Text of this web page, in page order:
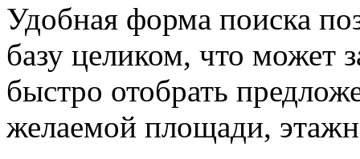
Удобная форма поиска
базу целиком, что может
быстро отобрать
желаемой площади,